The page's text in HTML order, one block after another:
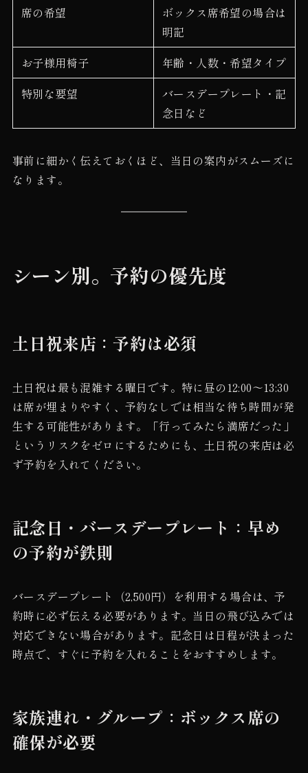
席の希望
ボックス席希望の場合は
明記
お子様用椅子
年齢・人数・希望タイプ
特別な要望
バースデープレート・記
念日など
事前に細かく伝えておくほど、当日の案内がスムーズに
なります。
シーン別。予約の優先度
土日祝来店：予約は必須
土日祝は最も混雑する曜日です。特に昼の12:00〜13:30
は席が埋まりやすく、予約なしでは相当な待ち時間が発
生する可能性があります。「行ってみたら満席だった」
というリスクをゼロにするためにも、土日祝の来店は必
ず予約を入れてください。
記念日・バースデープレート：早め
の予約が鉄則
バースデープレート（2,500円）を利用する場合は、予
約時に必ず伝える必要があります。当日の飛び込みでは
対応できない場合があります。記念日は日程が決まった
時点で、すぐに予約を入れることをおすすめします。
家族連れ・グループ：ボックス席の
確保が必要